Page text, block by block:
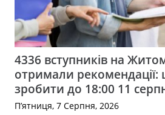
4336 вступників на
отримали рекомендації:
зробити до 18:00 11
П’ятниця, 7 Серпня, 2026